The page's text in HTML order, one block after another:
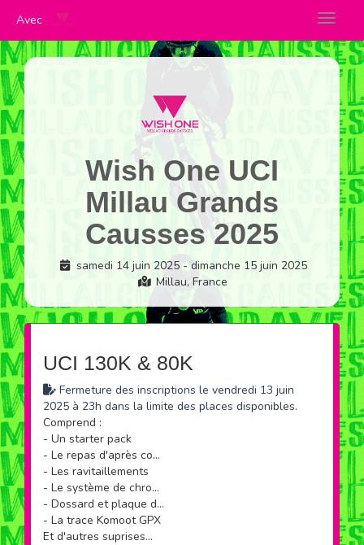
Cookies management panel
Avec
Wish One UCI
Millau Grands
Causses 2025
samedi 14 juin 2025 - dimanche 15 juin 2025
Millau, France
UCI 130K & 80K
Fermeture des inscriptions le vendredi 13 juin
2025 à 23h dans la limite des places disponibles.
Comprend :
- Un starter pack
- Le repas d'après course
- Les ravitaillements
- Le système de chronométrage
- Dossard et plaque de cadre
- La trace Komoot GPX
Et d'autres suprises...